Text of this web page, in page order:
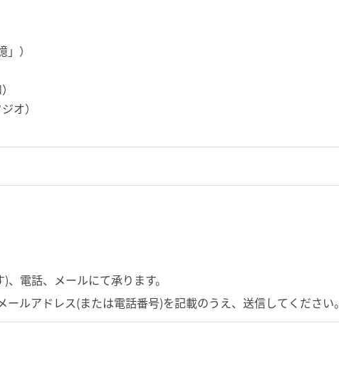
）
オ）
、電話、メールにて承ります。
ルアドレス(または電話番号)を記載のうえ、送信してください。